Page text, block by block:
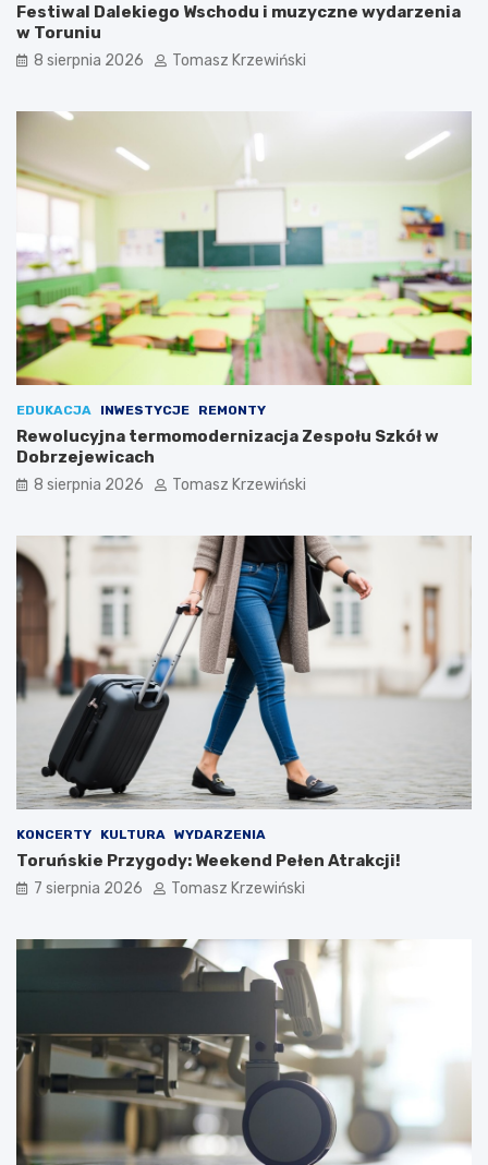
Festiwal Dalekiego Wschodu i muzyczne wydarzenia
w Toruniu
8 sierpnia 2026 Tomasz Krzewiński
EDUKACJA INWESTYCJE REMONTY
Rewolucyjna termomodernizacja Zespołu Szkół w
Dobrzejewicach
8 sierpnia 2026 Tomasz Krzewiński
KONCERTY KULTURA WYDARZENIA
Toruńskie Przygody: Weekend Pełen Atrakcji!
7 sierpnia 2026 Tomasz Krzewiński